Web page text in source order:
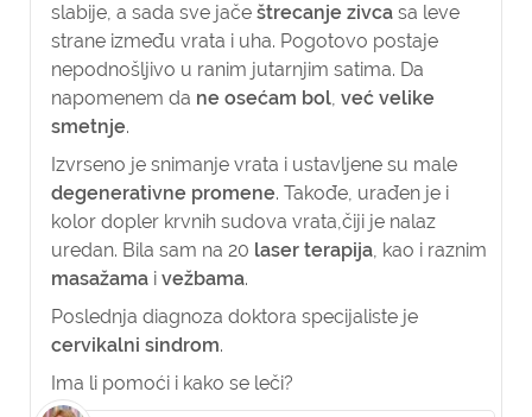
slabije, a sada sve jače štrecanje zivca sa leve
strane između vrata i uha. Pogotovo postaje
nepodnošljivo u ranim jutarnjim satima. Da
napomenem da ne osećam bol, već velike
smetnje.
Izvrseno je snimanje vrata i ustavljene su male
degenerativne promene. Takođe, urađen je i
kolor dopler krvnih sudova vrata,čiji je nalaz
uredan. Bila sam na 20 laser terapija, kao i raznim
masažama i vežbama.
Poslednja diagnoza doktora specijaliste je
cervikalni sindrom.
Ima li pomoći i kako se leči?